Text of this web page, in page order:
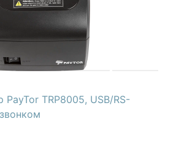
TRP8005, USB/RS-